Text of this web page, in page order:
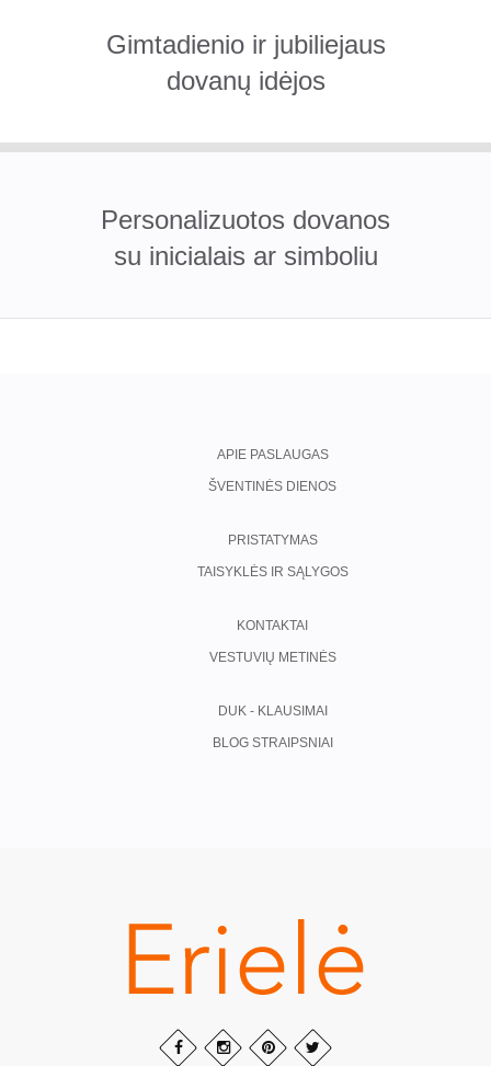
Gimtadienio ir jubiliejaus
dovanų idėjos
Personalizuotos dovanos
su inicialais ar simboliu
APIE PASLAUGAS
ŠVENTINĖS DIENOS
PRISTATYMAS
TAISYKLĖS IR SĄLYGOS
KONTAKTAI
VESTUVIŲ METINĖS
DUK - KLAUSIMAI
BLOG STRAIPSNIAI